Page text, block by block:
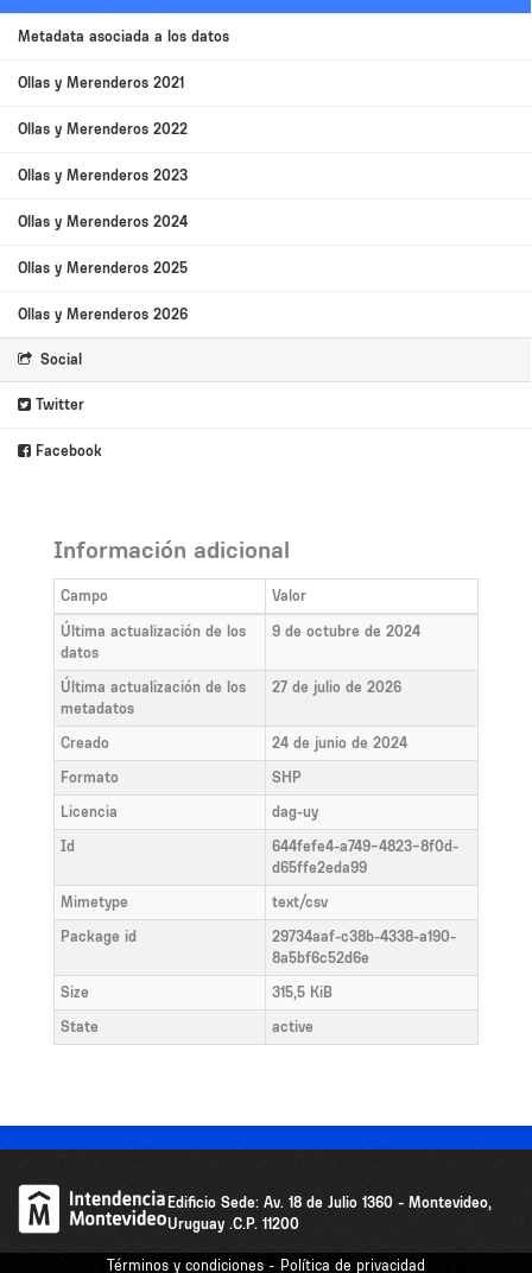
Metadata asociada a los datos
Ollas y Merenderos 2021
Ollas y Merenderos 2022
Ollas y Merenderos 2023
Ollas y Merenderos 2024
Ollas y Merenderos 2025
Ollas y Merenderos 2026
Social
Twitter
Facebook
Información adicional
Campo
Valor
Última actualización de los
datos
9 de octubre de 2024
Última actualización de los
metadatos
27 de julio de 2026
Creado
24 de junio de 2024
Formato
SHP
Licencia
dag-uy
Id
644fefe4-a749-4823-8f0d-
d65ffe2eda99
Mimetype
text/csv
Package id
29734aaf-c38b-4338-a190-
8a5bf6c52d6e
Size
315,5 KiB
State
active
Edificio Sede: Av. 18 de Julio 1360 - Montevideo,
Uruguay .C.P. 11200
Términos y condiciones - Política de privacidad